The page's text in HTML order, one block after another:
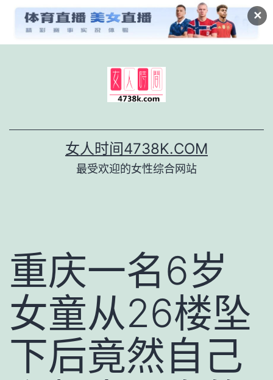
✕
女人时间4738K.COM
最受欢迎的女性综合网站
重庆一名6岁
女童从26楼坠
下后竟然自己